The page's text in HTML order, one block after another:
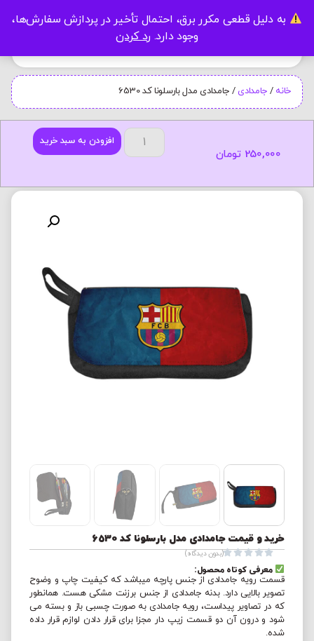
به دلیل قطعی مکرر برق، احتمال تأخیر در پردازش سفارش‌ها،
وجود دارد. رد کردن
خانه / جامدادی / جامدادی مدل بارسلونا کد 6530
افزودن به سبد خرید
250,000 تومان
خرید و قیمت جامدادی مدل بارسلونا کد 6530




(بدون دیدگاه)
معرفی کوتاه محصول:
قسمت رویه جامدادی از جنس پارچه میباشد که کیفیت چاپ و وضوح
تصویر بالایی دارد. بدنه جامدادی از جنس برزنت مشکی هست. همانطور
که در تصاویر پیداست، رویه جامدادی به صورت چسبی باز و بسته می
شود و درون آن دو قسمت زیپ دار مجزا برای قرار دادن لوازم قرار داده
شده.